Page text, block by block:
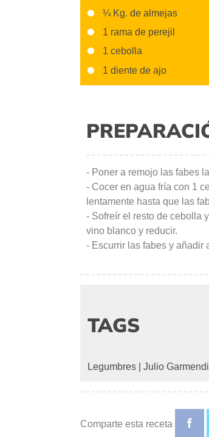
¼ Kg. de almejas
1 rama de perejil
1 cebolla
1 diente de ajo
- Poner a remojo las fabes
- Cocer en agua fría con 1
lentamente hasta que las
- Sofreír el resto de cebolla
vino blanco y reducir.
- Escurrir las fabes y añadir
TAGS
Legumbres Julio
Comparte esta receta